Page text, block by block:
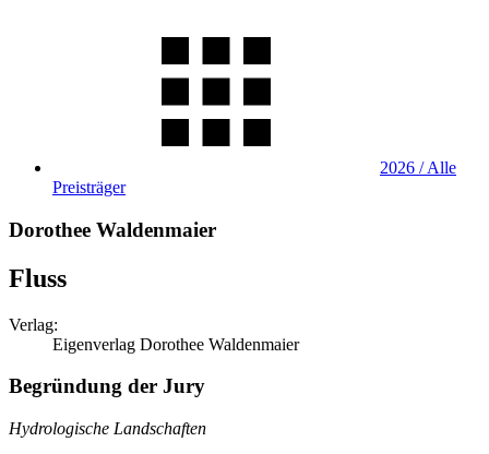
2026 / Alle
Preisträger
Dorothee Waldenmaier
Fluss
Verlag:
Eigenverlag Dorothee Waldenmaier
Begründung der Jury
Hydrologische Landschaften